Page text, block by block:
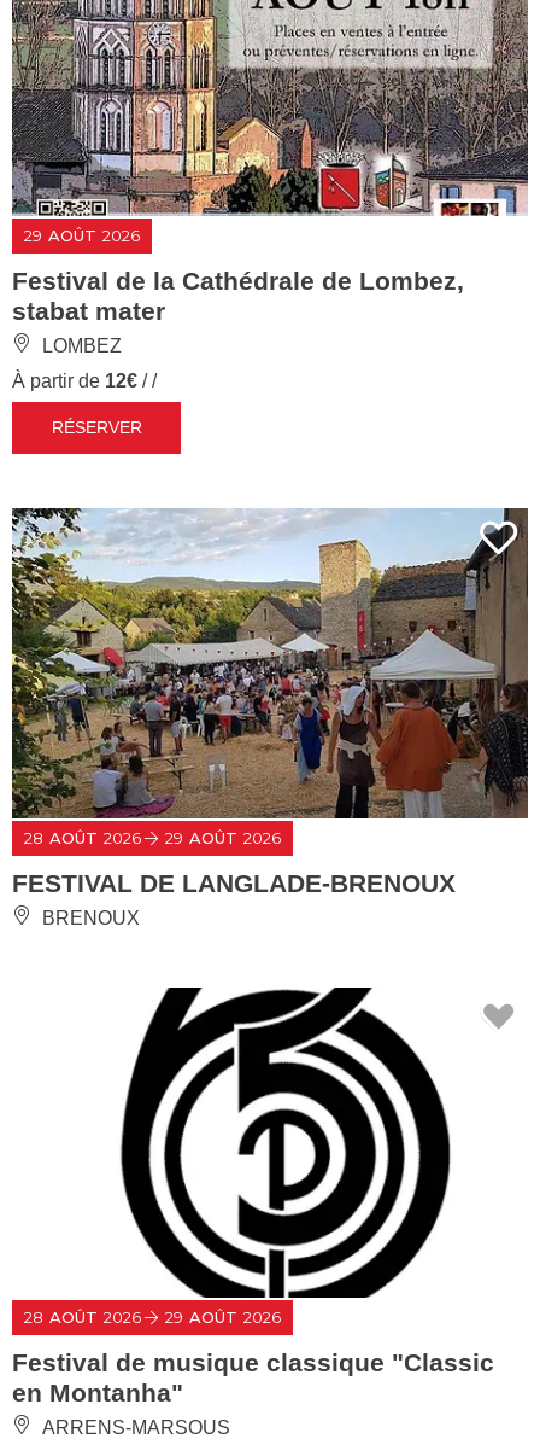
29 AOÛT 2026
Festival de la Cathédrale de Lombez,
stabat mater
LOMBEZ
À partir de 12€ / /
RÉSERVER
28 AOÛT 2026 29 AOÛT 2026
FESTIVAL DE LANGLADE-BRENOUX
BRENOUX
28 AOÛT 2026 29 AOÛT 2026
Festival de musique classique "Classic
en Montanha"
ARRENS-MARSOUS